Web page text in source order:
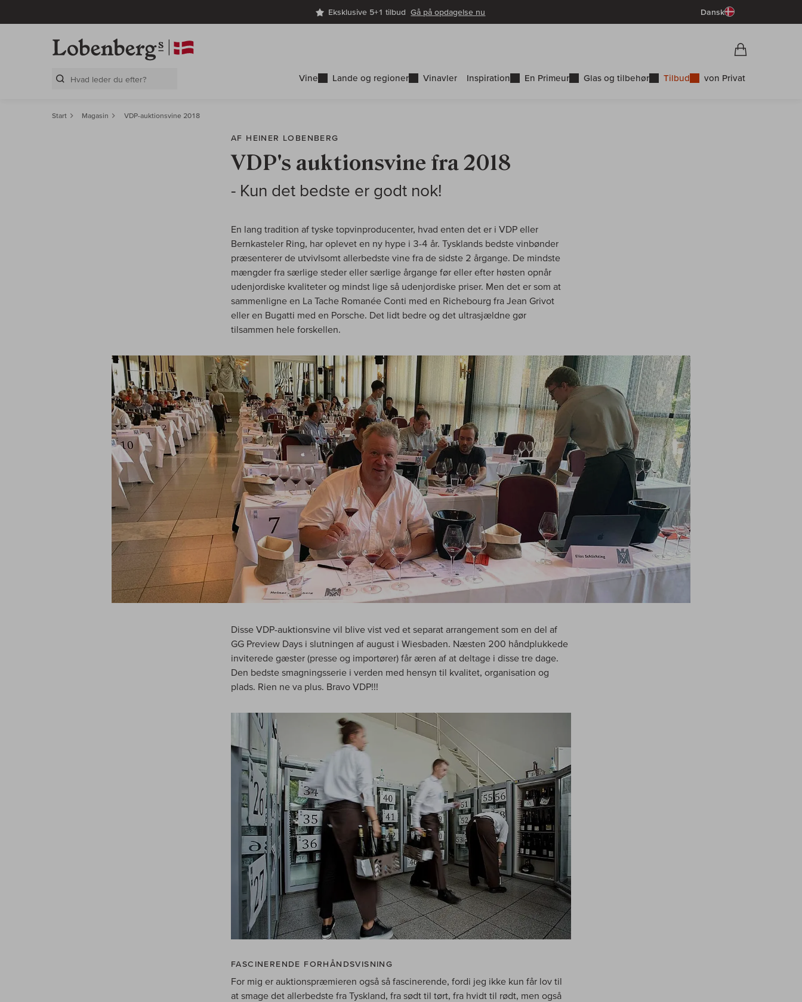
Eksklusive 5+1 tilbudGå på opdagelse nu Dansk
Vine Lande og regioner Vinavler Inspiration En Primeur Glas og tilbehør Tilbud von Privat
Start Magasin VDP-auktionsvine 2018
AF HEINER LOBENBERG
VDP's auktionsvine fra 2018
- Kun det bedste er godt nok!
En lang tradition af tyske topvinproducenter, hvad enten det er i VDP eller
Bernkasteler Ring, har oplevet en ny hype i 3-4 år. Tysklands bedste vinbønder
præsenterer de utvivlsomt allerbedste vine fra de sidste 2 årgange. De mindste
mængder fra særlige steder eller særlige årgange før eller efter høsten opnår
udenjordiske kvaliteter og mindst lige så udenjordiske priser. Men det er som at
sammenligne en La Tache Romanée Conti med en Richebourg fra Jean Grivot
eller en Bugatti med en Porsche. Det lidt bedre og det ultrasjældne gør
tilsammen hele forskellen.
Disse VDP-auktionsvine vil blive vist ved et separat arrangement som en del af
GG Preview Days i slutningen af august i Wiesbaden. Næsten 200 håndplukkede
inviterede gæster (presse og importører) får æren af at deltage i disse tre dage.
Den bedste smagningsserie i verden med hensyn til kvalitet, organisation og
plads. Rien ne va plus. Bravo VDP!!!
FASCINERENDE FORHÅNDSVISNING
For mig er auktionspræmieren også så fascinerende, fordi jeg ikke kun får lov til
at smage det allerbedste fra Tyskland, fra sødt til tørt, fra hvidt til rødt, men også